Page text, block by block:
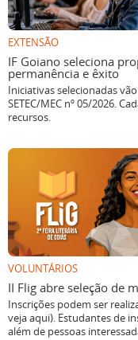
EXTENSÃO
IF Goiano seleciona
permanência e êxito
Iniciativas selecionadas
SETEC/MEC nº 05/2026.
recursos.
VOLUNTÁRIOS
II Flig abre seleção de
Inscrições podem ser
veja aqui). Estudantes de
além de pessoas